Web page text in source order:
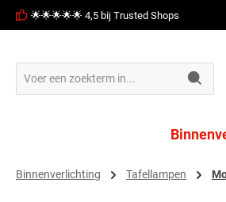
Ga naar de
🌟🌟🌟🌟🌟 4,5 bij Trusted Shops
Binnenverlichting Tafellampen